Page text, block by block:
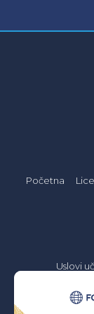
Početna
Uslovi
Privatnost